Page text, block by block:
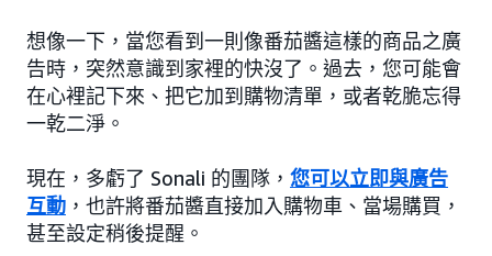
想像一下，當您看到一則像番茄醬這樣的商品之廣
告時，突然意識到家裡的快沒了。過去，您可能會
在心裡記下來、把它加到購物清單，或者乾脆忘得
一乾二淨。
現在，多虧了 Sonali 的團隊， 您可以立即與廣告
互動 ，也許將番茄醬直接加入購物車、當場購買，
甚至設定稍後提醒。